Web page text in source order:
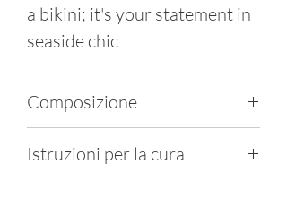
a bikini; it's your statement in
seaside chic
Composizione
Elastene
Istruzioni per la cura